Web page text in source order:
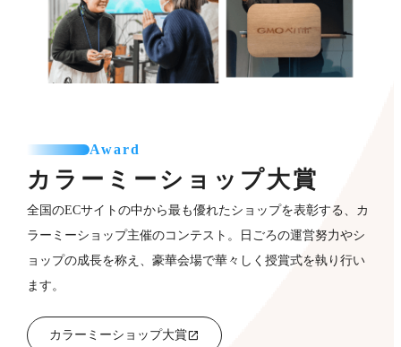
Award
カラーミーショップ大賞
全国のECサイトの中から最も優れたショップを表彰する、カ
ラーミーショップ主催のコンテスト。日ごろの運営努力やシ
ョップの成長を称え、豪華会場で華々しく授賞式を執り行い
ます。
カラーミーショップ大賞